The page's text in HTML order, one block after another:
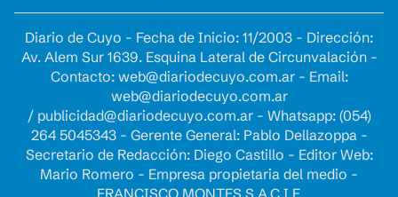
Diario de Cuyo - Fecha de Inicio: 11/2003 - Dirección:
Av. Alem Sur 1639. Esquina Lateral de Circunvalación -
Contacto: web@diariodecuyo.com.ar- Email:
web@diariodecuyo.com.ar
/ publicidad@diariodecuyo.com.ar- Whatsapp: (054)
264 5045343 - Gerente General: Pablo Dellazoppa -
Secretario de Redacción: Diego Castillo - Editor Web:
Mario Romero - Empresa propietaria del medio -